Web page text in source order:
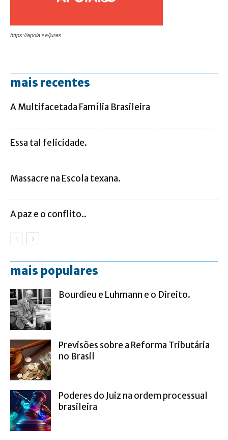
https://apoia.se/jures
mais recentes
A Multifacetada Família Brasileira
Essa tal felicidade.
Massacre na Escola texana.
A paz e o conflito..
mais populares
Bourdieu e Luhmann e o Direito.
Previsões sobre a Reforma Tributária
no Brasil
Poderes do Juiz na ordem processual
brasileira